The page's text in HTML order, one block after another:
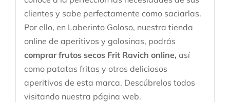
clientes y sabe perfectamente como saciarlas.
Por ello, en Laberinto Goloso, nuestra tienda
online de aperitivos y golosinas, podrás
comprar frutos secos Frit Ravich online, así
como patatas fritas y otros deliciosos
aperitivos de esta marca. Descúbrelos todos
visitando nuestra página web.